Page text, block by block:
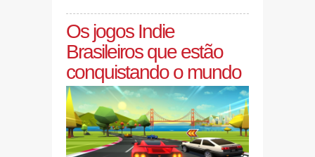
Os jogos Indie
Brasileiros que estão
conquistando o mundo